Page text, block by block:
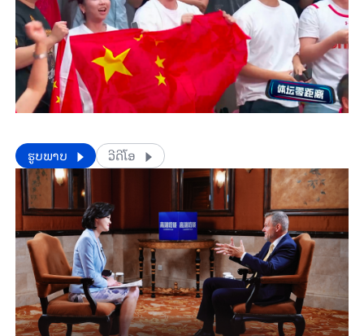
​​ຮູບພາບ ວີດີໂອ